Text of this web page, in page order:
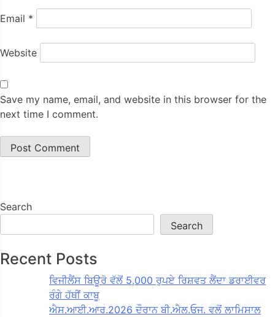
Email *
Website
Save my name, email, and website in this browser for the
next time I comment.
Search
Search
Recent Posts
ਵਿਜੀਲੈਂਸ ਬਿਊਰੋ ਵੱਲੋਂ 5,000 ਰੁਪਏ ਰਿਸ਼ਵਤ ਲੈਂਦਾ ਡਰਾਈਵਰ
ਰੰਗੇ ਹੱਥੀਂ ਕਾਬੂ
ਐਸ.ਆਈ.ਆਰ.2026 ਦੌਰਾਨ ਬੀ.ਐਲ.ਓਜ. ਵਲੋਂ ਲਾਮਿਸਾਲ